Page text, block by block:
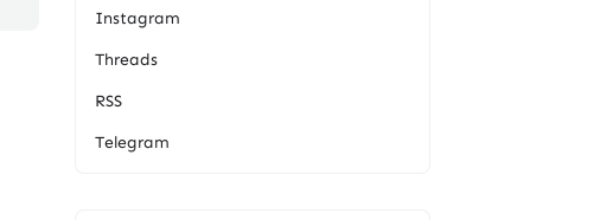
Instagram
Threads
RSS
Telegram